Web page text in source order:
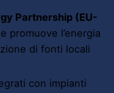
Partnership (EU-
promuove l’energia
di fonti locali
con impianti